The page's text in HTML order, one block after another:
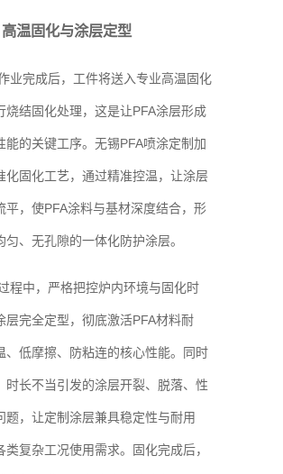
高温固化与涂层定型
业完成后，工件将送入专业高温固化
烧结固化处理，这是让PFA涂层形成
能的关键工序。无锡PFA喷涂定制加
化固化工艺，通过精准控温，让涂层
平，使PFA涂料与基材深度结合，形
匀、无孔隙的一体化防护涂层。
程中，严格把控炉内环境与固化时
层完全定型，彻底激活PFA材料耐
、低摩擦、防粘连的核心性能。同时
时长不当引发的涂层开裂、脱落、性
题，让定制涂层兼具稳定性与耐用
类复杂工况使用需求。固化完成后，